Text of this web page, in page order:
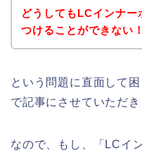
どうしてもLCインナー
つけることができない
という問題に直面して
で記事にさせていただき
なので、もし、「LCイ